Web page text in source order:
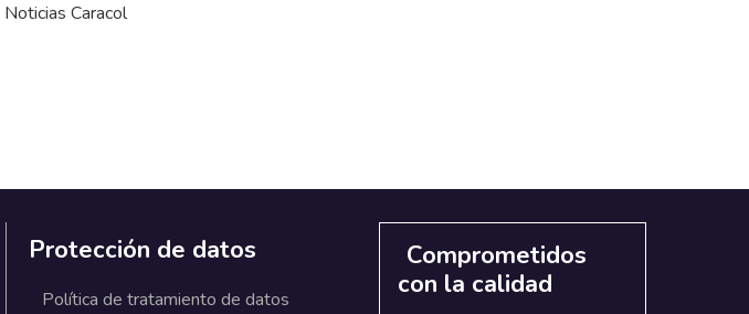
Noticias Caracol
Protección de datos
Política de tratamiento de datos
Comprometidos
con la calidad